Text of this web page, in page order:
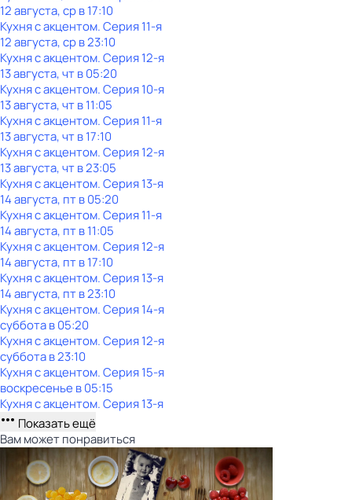
12 августа, ср в 17:10
Кухня с акцентом. Серия 11-я
12 августа, ср в 23:10
Кухня с акцентом. Серия 12-я
13 августа, чт в 05:20
Кухня с акцентом. Серия 10-я
13 августа, чт в 11:05
Кухня с акцентом. Серия 11-я
13 августа, чт в 17:10
Кухня с акцентом. Серия 12-я
13 августа, чт в 23:05
Кухня с акцентом. Серия 13-я
14 августа, пт в 05:20
Кухня с акцентом. Серия 11-я
14 августа, пт в 11:05
Кухня с акцентом. Серия 12-я
14 августа, пт в 17:10
Кухня с акцентом. Серия 13-я
14 августа, пт в 23:10
Кухня с акцентом. Серия 14-я
субботав05:20
Кухня с акцентом. Серия 12-я
субботав23:10
Кухня с акцентом. Серия 15-я
воскресенье в05:15
Кухня с акцентом. Серия 13-я
Показать ещё
Вам может понравиться